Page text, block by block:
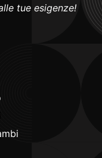
tue esigenze!